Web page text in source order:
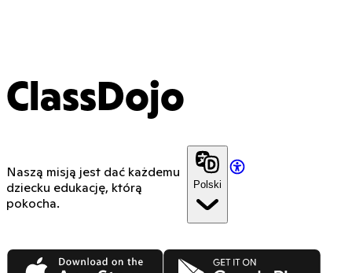
ClassDojo
Naszą misją jest dać każdemu
dziecku edukację, którą
pokocha.
Polski
App Store Google Play